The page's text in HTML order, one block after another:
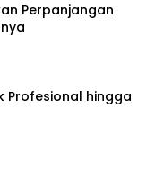
Perpanjangan
Profesional hingga